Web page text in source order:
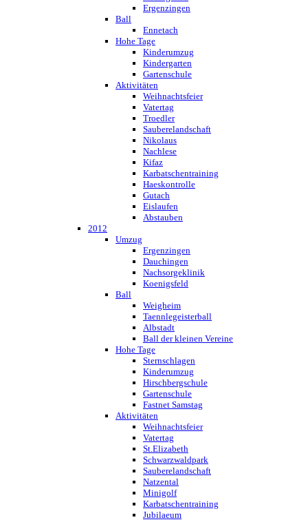
Ergenzingen
Ball
Ennetach
Hohe Tage
Kinderumzug
Kindergarten
Gartenschule
Aktivitäten
Weihnachtsfeier
Vatertag
Troedler
Sauberelandschaft
Nikolaus
Nachlese
Kifaz
Karbatschentraining
Haeskontrolle
Gutach
Eislaufen
Abstauben
2012
Umzug
Ergenzingen
Dauchingen
Nachsorgeklinik
Koenigsfeld
Ball
Weigheim
Taennlegeisterball
Albstadt
Ball der kleinen Vereine
Hohe Tage
Sternschlagen
Kinderumzug
Hirschbergschule
Gartenschule
Fastnet Samstag
Aktivitäten
Weihnachtsfeier
Vatertag
St.Elizabeth
Schwarzwaldpark
Sauberelandschaft
Natzental
Minigolf
Karbatschentraining
Jubilaeum